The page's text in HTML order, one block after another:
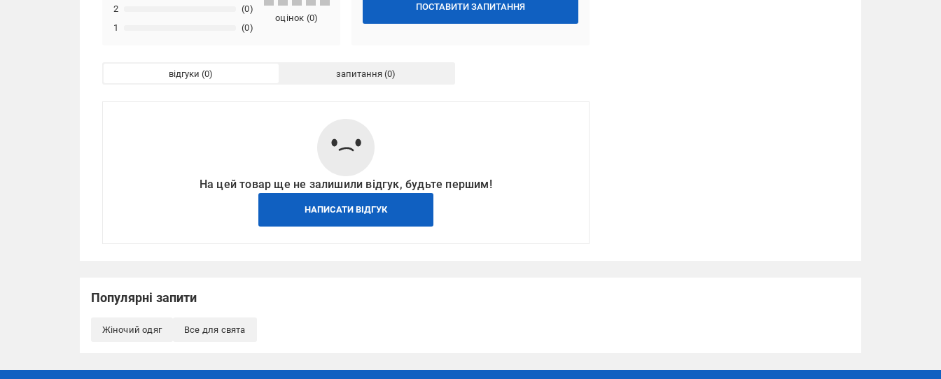
ПОСТАВИТИ ЗАПИТАННЯ
1 (0)
2 (0)
оцінок (0)
відгуки запитання
На цей товар ще не залишили відгук, будьте першим!
НАПИСАТИ ВІДГУК
Популярні запити
Жіночий одяг Все для свята